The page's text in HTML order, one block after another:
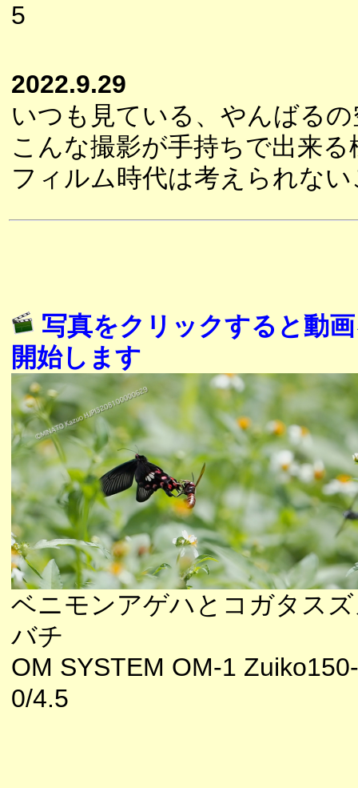
5
2022.9.29
いつも見ている、やんばる
こんな撮影が手持ちで出来
フィルム時代は考えられな
写真をクリックすると動
開始します
ベニモンアゲハとコガタス
バチ
OM SYSTEM OM-1
0/4.5